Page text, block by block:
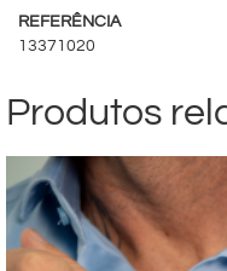
REFERÊNCIA
13371020
Produtos